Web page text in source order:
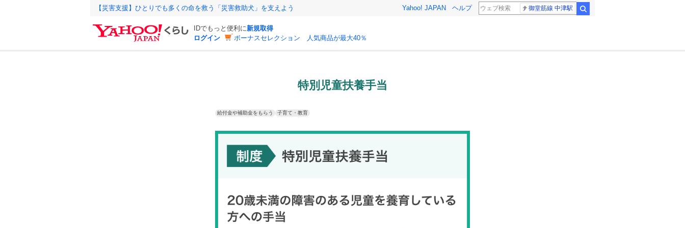
【災害支援】ひとりでも多くの命を救う「災害救助犬」を支えよう Yahoo! JAPAN ヘルプ 御堂筋線 中津駅
IDでもっと便利に新規取得
ログイン
ボーナスセレクション 人気商品が最大40％
特別児童扶養手当
給付金や補助金をもらう 子育て・教育